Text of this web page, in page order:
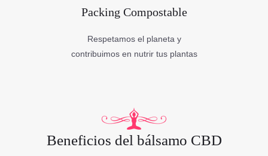
Packing Compostable
Respetamos el planeta y
contribuimos en nutrir tus plantas
Beneficios del bálsamo CBD